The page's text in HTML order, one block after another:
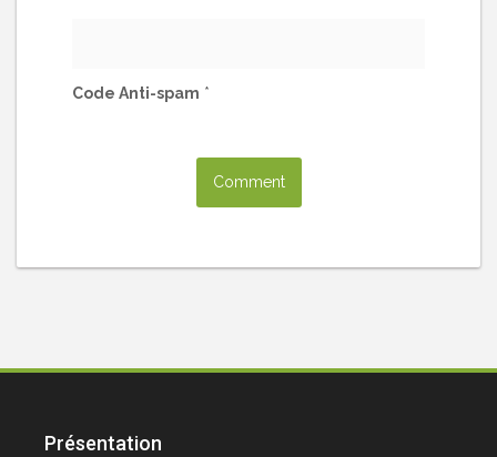
Code Anti-spam *
Présentation